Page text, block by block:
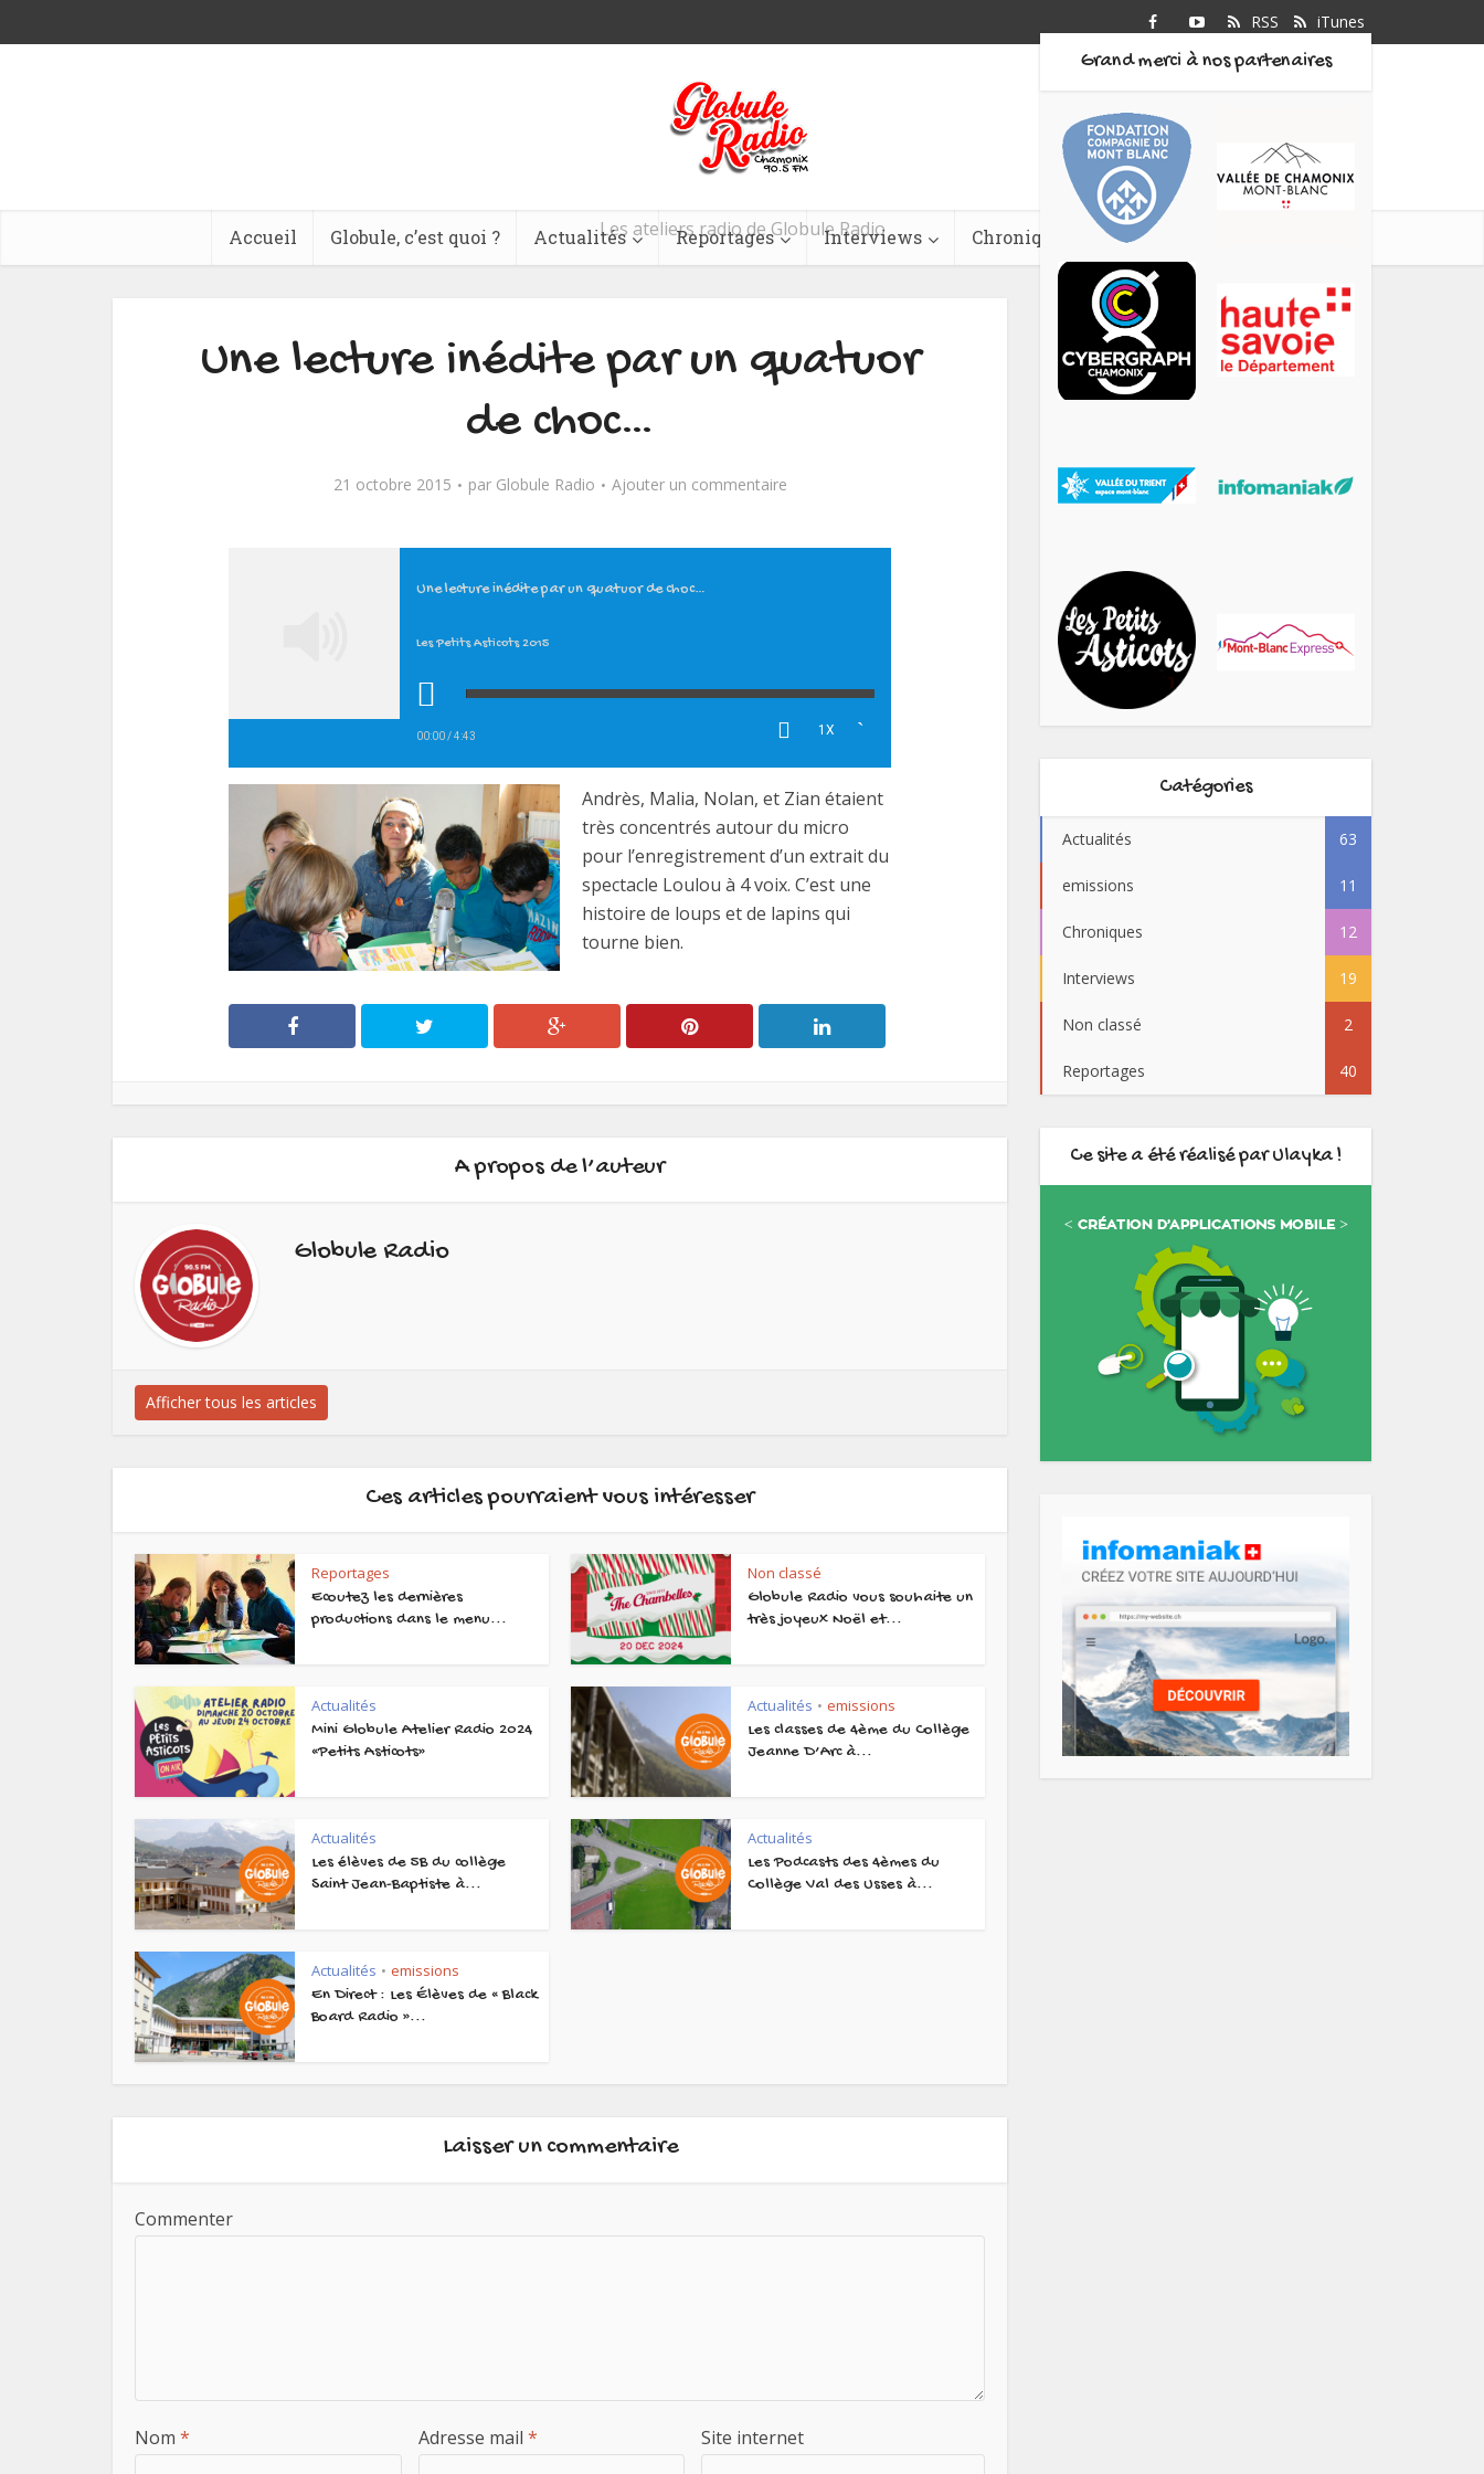
RSS iTunes
Les ateliers radio de Globule Radio
Accueil Globule, c’est quoi ? Actualités Reportages Interviews Chroniques Podcasts
Une lecture inédite par un quatuor
de choc…
21 octobre 2015 par Globule Radio Ajouter un commentaire
Une lecture inédite par un quatuor de choc…
Les Petits Asticots 2015
00:00/4:43 1X
Andrès, Malia, Nolan, et Zian étaient
très concentrés autour du micro
pour l’enregistrement d’un extrait du
spectacle Loulou à 4 voix. C’est une
histoire de loups et de lapins qui
tourne bien.
A propos de l’auteur
Globule Radio
Afficher tous les articles
Ces articles pourraient vous intéresser
Reportages
Ecoutez les dernières
productions dans le menu...
Non classé
Globule Radio vous souhaite un
très joyeux Noël et...
Actualités
Mini Globule Atelier Radio 2024
«Petits Asticots»
Actualités • emissions
Les classes de 4ème du Collège
Jeanne D’Arc à...
Actualités
Les élèves de 5B du collège
Saint Jean-Baptiste à...
Actualités
Les Podcasts des 4èmes du
Collège Val des Usses à...
Actualités • emissions
En Direct : Les Élèves de « Black
Board Radio »...
Laisser un commentaire
Commenter
Nom * Adresse mail * Site internet
Grand merci à nos partenaires
Catégories
Actualités 63
emissions 11
Chroniques 12
Interviews 19
Non classé 2
Reportages 40
Ce site a été réalisé par Ulayka !